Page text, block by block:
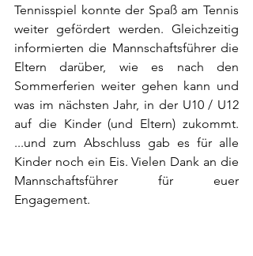
Tennisspiel konnte der Spaß am Tennis
weiter gefördert werden. Gleichzeitig
informierten die Mannschaftsführer die
Eltern darüber, wie es nach den
Sommerferien weiter gehen kann und
was im nächsten Jahr, in der U10 / U12
auf die Kinder (und Eltern) zukommt.
...und zum Abschluss gab es für alle
Kinder noch ein Eis. Vielen Dank an die
Mannschaftsführer für euer
Engagement.